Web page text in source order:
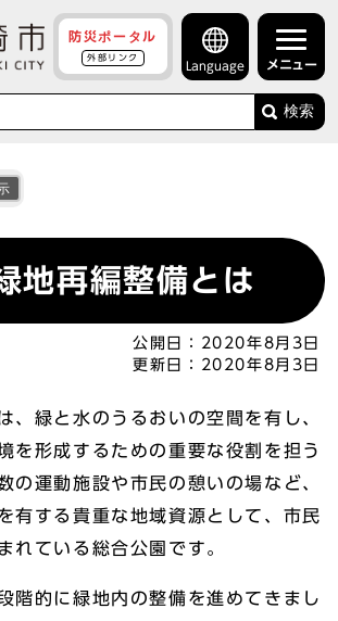
防災ポータル
外部リンク
Language メニュー
検索
地再編整備とは
公開日：
2020年8月3日
更新日：
2020年8月3日
、緑と水のうるおいの空間を有し、
を形成するための重要な役割を担う
の運動施設や市民の憩いの場など、
有する貴重な地域資源として、市民
れている総合公園です。
階的に緑地内の整備を進めてきまし